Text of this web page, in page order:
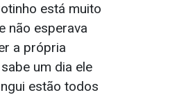
está muito
não esperava
a própria
um dia ele
estão todos